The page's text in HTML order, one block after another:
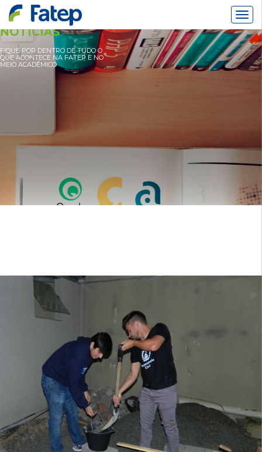
NOTÍCIAS
FIQUE POR DENTRO DE TUDO O
QUE ACONTECE NA FATEP E NO
MEIO ACADÊMICO